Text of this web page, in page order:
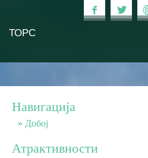
ТОРС
Планински туризам
Навигација
Добој
Атрактивности